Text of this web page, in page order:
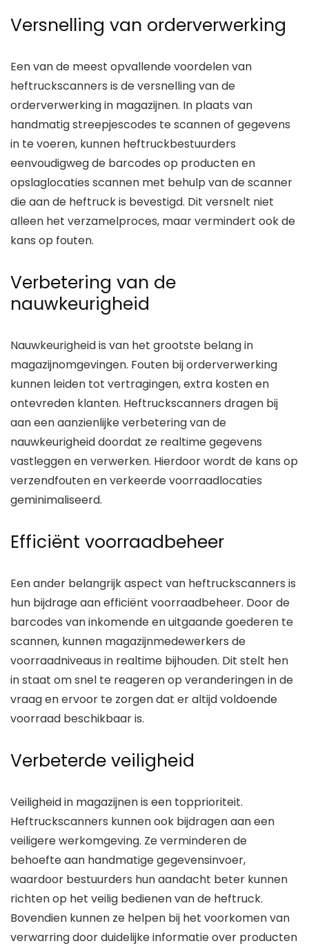
Versnelling van orderverwerking
Een van de meest opvallende voordelen van
heftruckscanners is de versnelling van de
orderverwerking in magazijnen. In plaats van
handmatig streepjescodes te scannen of gegevens
in te voeren, kunnen heftruckbestuurders
eenvoudigweg de barcodes op producten en
opslaglocaties scannen met behulp van de scanner
die aan de heftruck is bevestigd. Dit versnelt niet
alleen het verzamelproces, maar vermindert ook de
kans op fouten.
Verbetering van de
nauwkeurigheid
Nauwkeurigheid is van het grootste belang in
magazijnomgevingen. Fouten bij orderverwerking
kunnen leiden tot vertragingen, extra kosten en
ontevreden klanten. Heftruckscanners dragen bij
aan een aanzienlijke verbetering van de
nauwkeurigheid doordat ze realtime gegevens
vastleggen en verwerken. Hierdoor wordt de kans op
verzendfouten en verkeerde voorraadlocaties
geminimaliseerd.
Efficiënt voorraadbeheer
Een ander belangrijk aspect van heftruckscanners is
hun bijdrage aan efficiënt voorraadbeheer. Door de
barcodes van inkomende en uitgaande goederen te
scannen, kunnen magazijnmedewerkers de
voorraadniveaus in realtime bijhouden. Dit stelt hen
in staat om snel te reageren op veranderingen in de
vraag en ervoor te zorgen dat er altijd voldoende
voorraad beschikbaar is.
Verbeterde veiligheid
Veiligheid in magazijnen is een topprioriteit.
Heftruckscanners kunnen ook bijdragen aan een
veiligere werkomgeving. Ze verminderen de
behoefte aan handmatige gegevensinvoer,
waardoor bestuurders hun aandacht beter kunnen
richten op het veilig bedienen van de heftruck.
Bovendien kunnen ze helpen bij het voorkomen van
verwarring door duidelijke informatie over producten